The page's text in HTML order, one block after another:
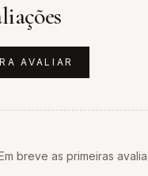
AVALIAR
breve as primeiras